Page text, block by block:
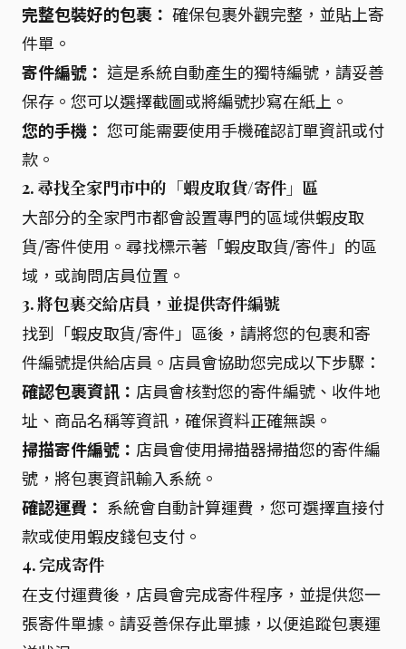
完整包裝好的包裹： 確保包裹外觀完整，並貼上寄
件單。
寄件編號： 這是系統自動產生的獨特編號，請妥善
保存。您可以選擇截圖或將編號抄寫在紙上。
您的手機： 您可能需要使用手機確認訂單資訊或付
款。
2. 尋找全家門市中的「蝦皮取貨/寄件」區
大部分的全家門市都會設置專門的區域供蝦皮取
貨/寄件使用。尋找標示著「蝦皮取貨/寄件」的區
域，或詢問店員位置。
3. 將包裹交給店員，並提供寄件編號
找到「蝦皮取貨/寄件」區後，請將您的包裹和寄
件編號提供給店員。店員會協助您完成以下步驟：
確認包裹資訊： 店員會核對您的寄件編號、收件地
址、商品名稱等資訊，確保資料正確無誤。
掃描寄件編號： 店員會使用掃描器掃描您的寄件編
號，將包裹資訊輸入系統。
確認運費： 系統會自動計算運費，您可選擇直接付
款或使用蝦皮錢包支付。
4. 完成寄件
在支付運費後，店員會完成寄件程序，並提供您一
張寄件單據。請妥善保存此單據，以便追蹤包裹運